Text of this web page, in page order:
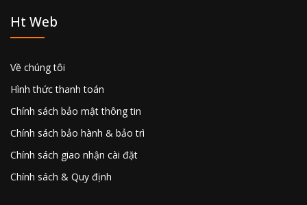
Ht Web
Về chúng tôi
Hình thức thanh toán
Chính sách bảo mật thông tin
Chính sách bảo hành & bảo trì
Chính sách giao nhận cài đặt
Chính sách & Quy định